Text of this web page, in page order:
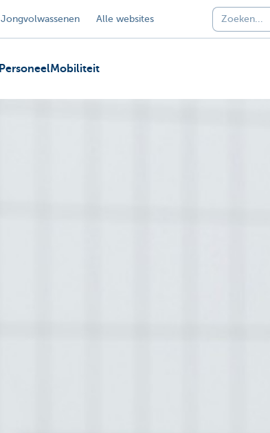
Jongvolwassenen Alle websites
PersoneelMobiliteit